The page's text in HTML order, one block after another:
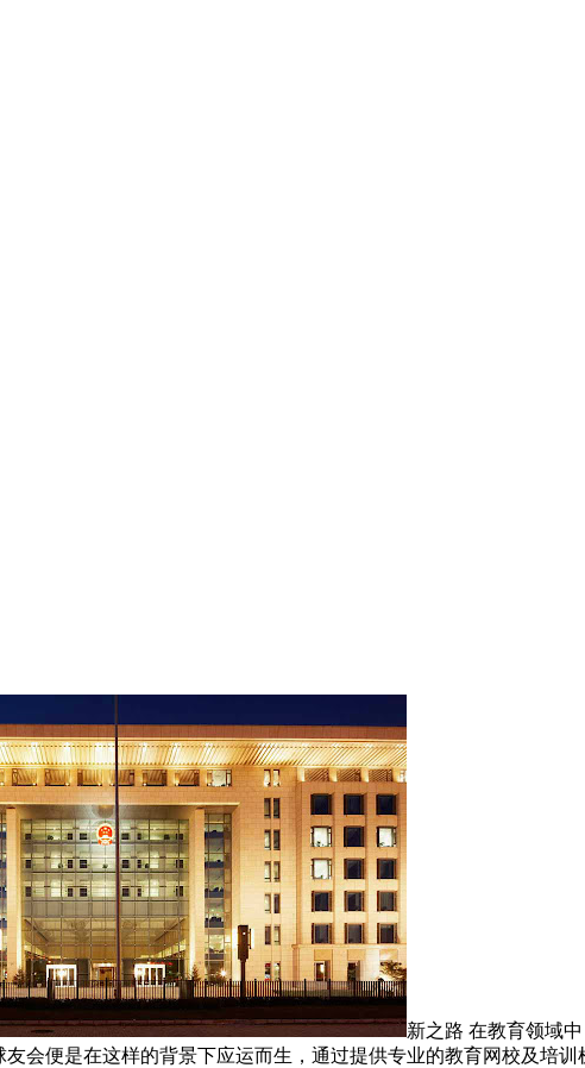
新之路 在教育领域
会便是在这样的背景下应运而生，通过提供专业的教育网校及培